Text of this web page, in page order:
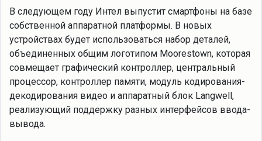
В следующем году Интел выпустит смартфоны на базе
собственной аппаратной платформы. В новых
устройствах будет использоваться набор деталей,
объединенных общим логотипом Moorestown, которая
совмещает графический контроллер, центральный
процессор, контроллер памяти, модуль кодирования-
декодирования видео и аппаратный блок Langwell,
реализующий поддержку разных интерфейсов ввода-
вывода.